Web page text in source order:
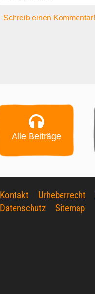
Schreib einen Kommentar!
Alle Beiträge
Kontakt Urheberrecht
Datenschutz
Sitemap